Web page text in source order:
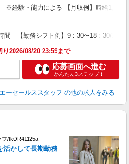
※経験・能力による 【月収例】時給
間 【勤務シフト例】9：30〜18：30/10：
り2026/08/20 23:59まで
応募画面へ進む
かんたん3ステップ！
ーセールススタッフ の他の求人をみる
フ/tkOR41125a
活かして長期勤務